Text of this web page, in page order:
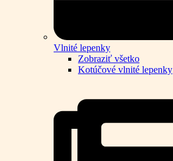
Vlnité lepenky
Zobraziť všetko
Kotúčové vlnité lepenky